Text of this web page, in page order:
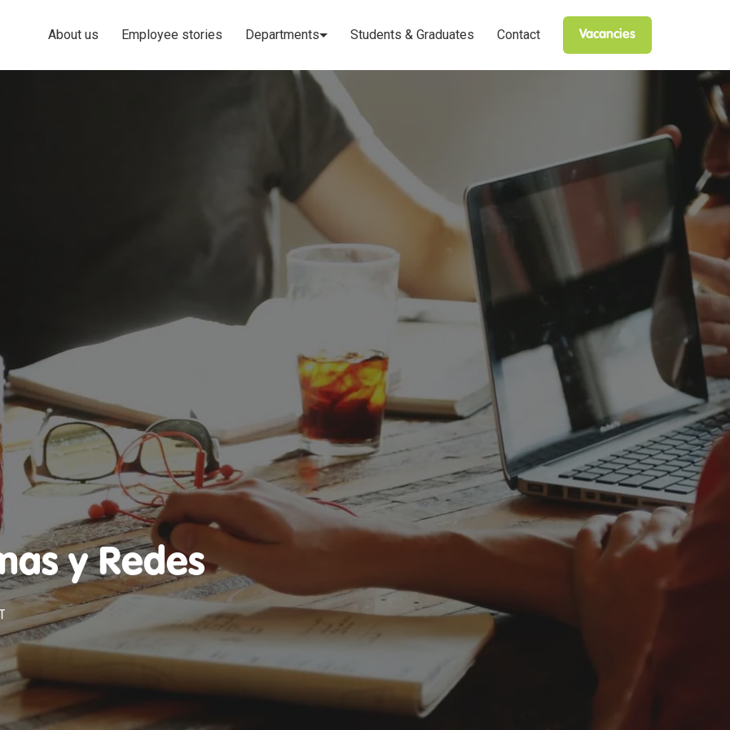
About us Employee stories Departments Students & Graduates Contact Vacancies
y Redes